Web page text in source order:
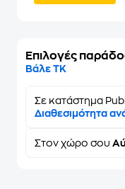
Επιλογές
Βάλε ΤΚ
Σε κατάστημα
Διαθεσιμότητα
Στον χώρο σου